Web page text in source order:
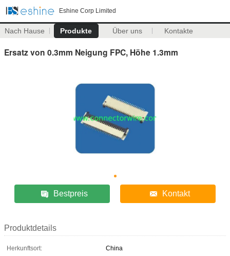
Eshine Corp Limited
Nach Hause Produkte Über uns Kontakte
Ersatz von 0.3mm Neigung FPC, Höhe 1.3mm
Bestpreis Kontakt
Produktdetails
Herkunftsort:
China